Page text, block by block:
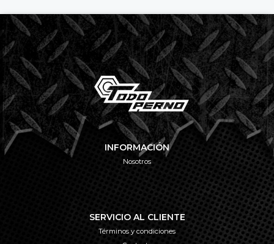
INFORMACIÓN
Nosotros
SERVICIO AL CLIENTE
Términos y condiciones